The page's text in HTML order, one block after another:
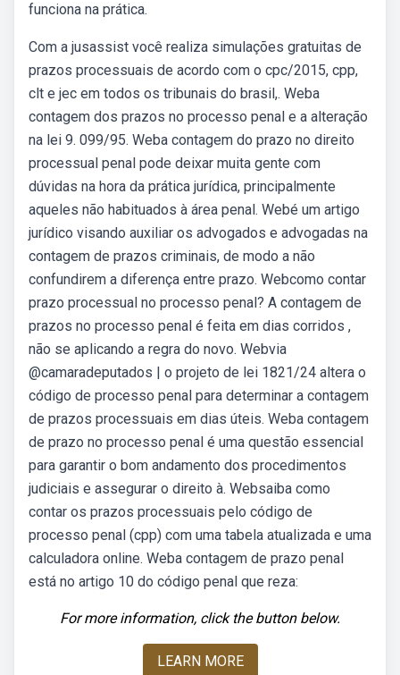
funciona na prática.
Com a jusassist você realiza simulações gratuitas de
prazos processuais de acordo com o cpc/2015, cpp,
clt e jec em todos os tribunais do brasil,. Weba
contagem dos prazos no processo penal e a alteração
na lei 9. 099/95. Weba contagem do prazo no direito
processual penal pode deixar muita gente com
dúvidas na hora da prática jurídica, principalmente
aqueles não habituados à área penal. Webé um artigo
jurídico visando auxiliar os advogados e advogadas na
contagem de prazos criminais, de modo a não
confundirem a diferença entre prazo. Webcomo contar
prazo processual no processo penal? A contagem de
prazos no processo penal é feita em dias corridos ,
não se aplicando a regra do novo. Webvia
@camaradeputados | o projeto de lei 1821/24 altera o
código de processo penal para determinar a contagem
de prazos processuais em dias úteis. Weba contagem
de prazo no processo penal é uma questão essencial
para garantir o bom andamento dos procedimentos
judiciais e assegurar o direito à. Websaiba como
contar os prazos processuais pelo código de
processo penal (cpp) com uma tabela atualizada e uma
calculadora online. Weba contagem de prazo penal
está no artigo 10 do código penal que reza:
For more information, click the button below.
LEARN MORE